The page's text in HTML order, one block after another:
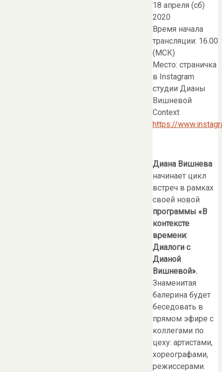
18 апреля (сб)
2020
Время начала
трансляции: 16.00
(МСК)
Место: страничка
в Instagram
студии Дианы
Вишневой
Context
https://
Диана Вишнева
начинает цикл
встреч в рамках
своей новой
программы «В
контексте
времени:
Диалоги с
Дианой
Вишневой».
Знаменитая
балерина будет
беседовать в
прямом эфире с
коллегами по
цеху: артистами,
хореографами,
режиссерами.